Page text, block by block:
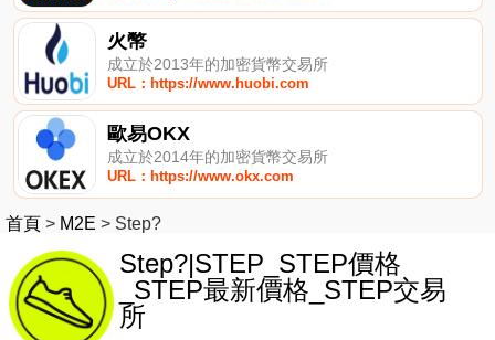
火幣
成立於2013年的加密貨幣交易所
URL：https://www.huobi.com
歐易OKX
成立於2014年的加密貨幣交易所
URL：https://www.okx.com
首頁 > M2E > Step?
Step?|STEP_STEP價格
_STEP最新價格_STEP交易
所